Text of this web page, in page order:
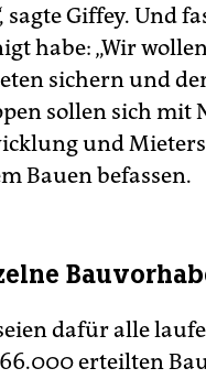
sagte Giffey. Und
habe: „Wir
sichern und
sollen sich mit
und
Bauen befassen.
dafür alle
erteilten